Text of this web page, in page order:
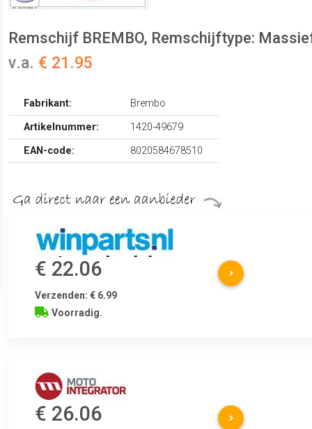
Remschijf BREMBO, Remschijftype:
v.a. € 21.95
Fabrikant:
Brembo
Artikelnummer:
1420-49679
EAN-code:
8020584678510
€ 22.06
Verzenden: € 6.99
Voorradig.
€ 26.06